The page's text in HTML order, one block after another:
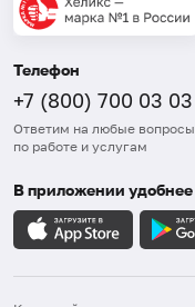
Телефон
+7 (800) 700 03 03
Ответим на любые вопросы
по работе и услугам
В приложении удобнее